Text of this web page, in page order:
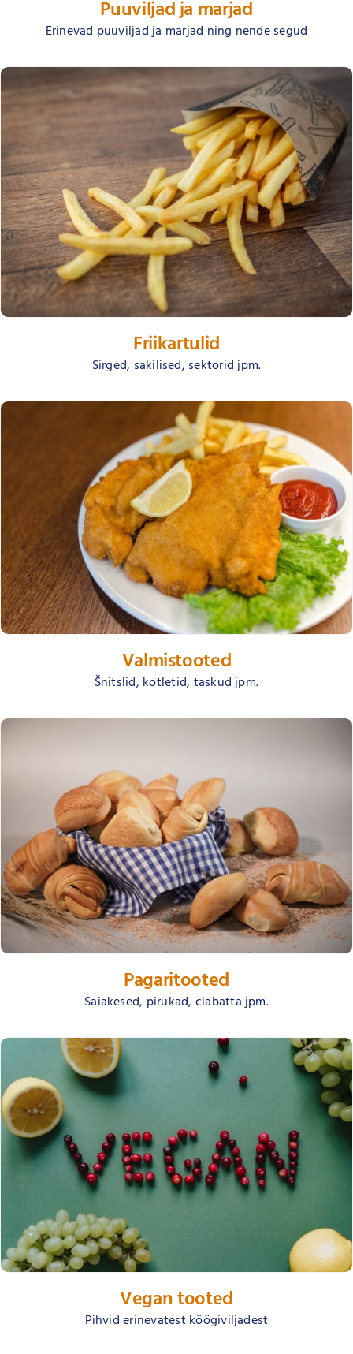
Puuviljad ja marjad
Erinevad puuviljad ja marjad ning nende segud
Friikartulid
Sirged, sakilised, sektorid jpm.
Valmistooted
Šnitslid, kotletid, taskud jpm.
Pagaritooted
Saiakesed, pirukad, ciabatta jpm.
Vegan tooted
Pihvid erinevatest köögiviljadest